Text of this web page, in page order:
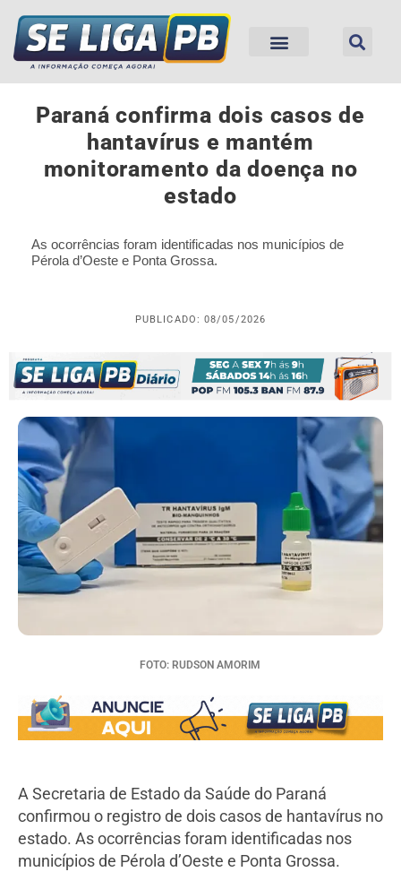
Paraná confirma dois casos de
hantavírus e mantém
monitoramento da doença no
estado
As ocorrências foram identificadas nos municípios de
Pérola d’Oeste e Ponta Grossa.
PUBLICADO: 08/05/2026
FOTO: RUDSON AMORIM
A Secretaria de Estado da Saúde do Paraná
confirmou o registro de dois casos de hantavírus no
estado. As ocorrências foram identificadas nos
municípios de Pérola d’Oeste e Ponta Grossa.